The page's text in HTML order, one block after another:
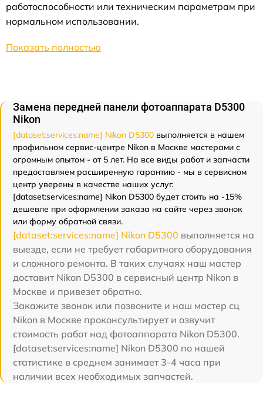
работоспособности или техническим параметрам при
нормальном использовании.
Показать полностью
Замена передней панели фотоаппарата D5300
Nikon
[dataset:services:name] Nikon D5300 выполняется в нашем
профильном сервис-центре Nikon в Москве мастерами с
огромным опытом - от 5 лет. На все виды работ и запчасти
предоставляем расширенную гарантию - мы в сервисном
центр уверены в качестве наших услуг.
[dataset:services:name] Nikon D5300 будет стоить на -15%
дешевле при оформлении заказа на сайте через звонок
или форму обратной связи.
[dataset:services:name] Nikon D5300 выполняется на
выезде, если не требует габаритного оборудования
и сложного ремонта. В таких случаях наш мастер
доставит Nikon D5300 в сервисный центр Nikon в
Москве и привезет обратно.
Закажите звонок или позвоните и наш мастер сц
Nikon в Москве проконсультирует и озвучит
стоимость работ над фотоаппарата Nikon D5300.
[dataset:services:name] Nikon D5300 по нашей
статистике в среднем занимает 3-4 часа при
наличии всех необходимых запчастей.